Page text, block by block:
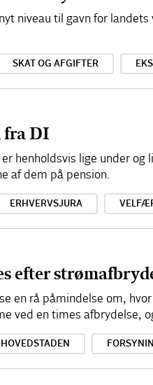
niveau til gavn for
SKAT OG AFGIFTER
fra DI
henholdsvis lige under
af dem på pension.
ERHVERVSJURA
efter
en rå påmindelse om,
ved en times afbrydelse,